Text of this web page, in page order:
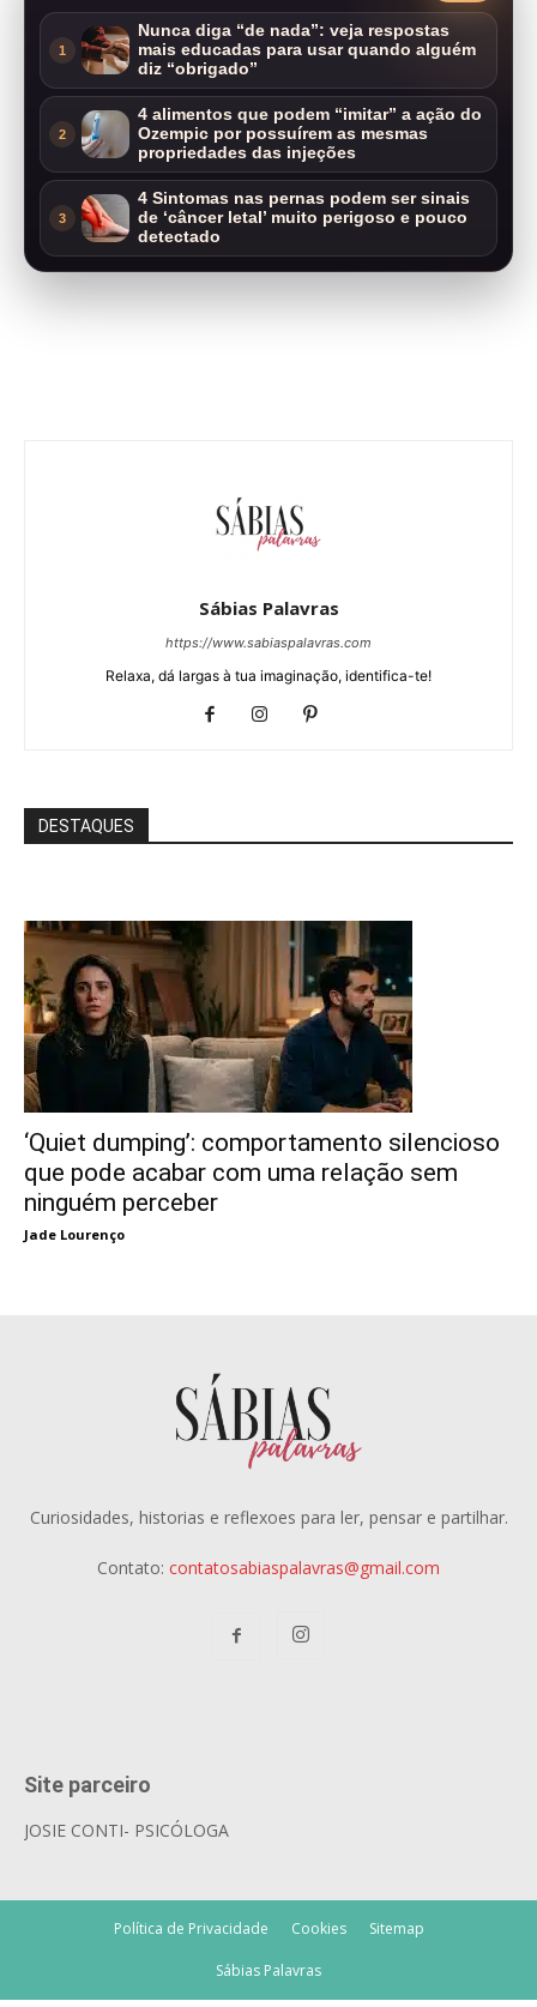
1
Nunca diga “de nada”: veja respostas
mais educadas para usar quando alguém
diz “obrigado”
2
4 alimentos que podem “imitar” a ação do
Ozempic por possuírem as mesmas
propriedades das injeções
3
4 Sintomas nas pernas podem ser sinais
de ‘câncer letal’ muito perigoso e pouco
detectado
Sábias Palavras
https://www.sabiaspalavras.com
Relaxa, dá largas à tua imaginação, identifica-te!
DESTAQUES
‘Quiet dumping’: comportamento silencioso
que pode acabar com uma relação sem
ninguém perceber
Jade Lourenço
Curiosidades, historias e reflexoes para ler, pensar e partilhar.
Contato: contatosabiaspalavras@gmail.com
Site parceiro
JOSIE CONTI- PSICÓLOGA
Política de Privacidade Cookies Sitemap
Sábias Palavras